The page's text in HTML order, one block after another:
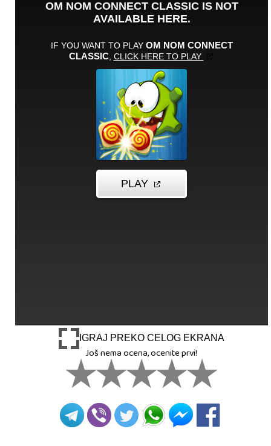
IGRAJ PREKO CELOG EKRANA
Još nema ocena, ocenite prvi!